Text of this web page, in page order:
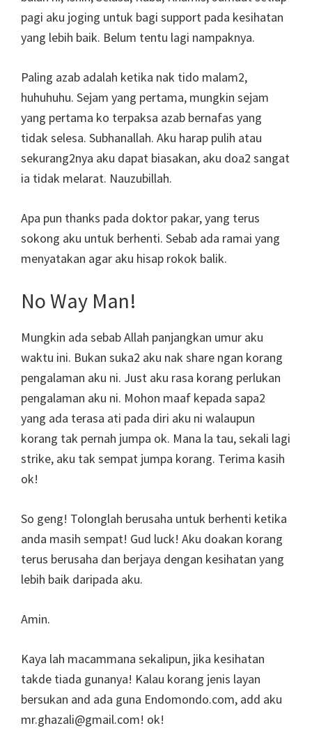
pagi aku joging untuk bagi support pada kesihatan
yang lebih baik. Belum tentu lagi nampaknya.
Paling azab adalah ketika nak tido malam2,
huhuhuhu. Sejam yang pertama, mungkin sejam
yang pertama ko terpaksa azab bernafas yang
tidak selesa. Subhanallah. Aku harap pulih atau
sekurang2nya aku dapat biasakan, aku doa2 sangat
ia tidak melarat. Nauzubillah.
Apa pun thanks pada doktor pakar, yang terus
sokong aku untuk berhenti. Sebab ada ramai yang
menyatakan agar aku hisap rokok balik.
No Way Man!
Mungkin ada sebab Allah panjangkan umur aku
waktu ini. Bukan suka2 aku nak share ngan korang
pengalaman aku ni. Just aku rasa korang perlukan
pengalaman aku ni. Mohon maaf kepada sapa2
yang ada terasa ati pada diri aku ni walaupun
korang tak pernah jumpa ok. Mana la tau, sekali lagi
strike, aku tak sempat jumpa korang. Terima kasih
ok!
So geng! Tolonglah berusaha untuk berhenti ketika
anda masih sempat! Gud luck! Aku doakan korang
terus berusaha dan berjaya dengan kesihatan yang
lebih baik daripada aku.
Amin.
Kaya lah macammana sekalipun, jika kesihatan
takde tiada gunanya! Kalau korang jenis layan
bersukan and ada guna Endomondo.com, add aku
mr.ghazali@gmail.com! ok!